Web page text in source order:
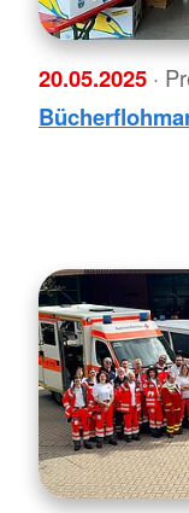
20.05.2025 ·